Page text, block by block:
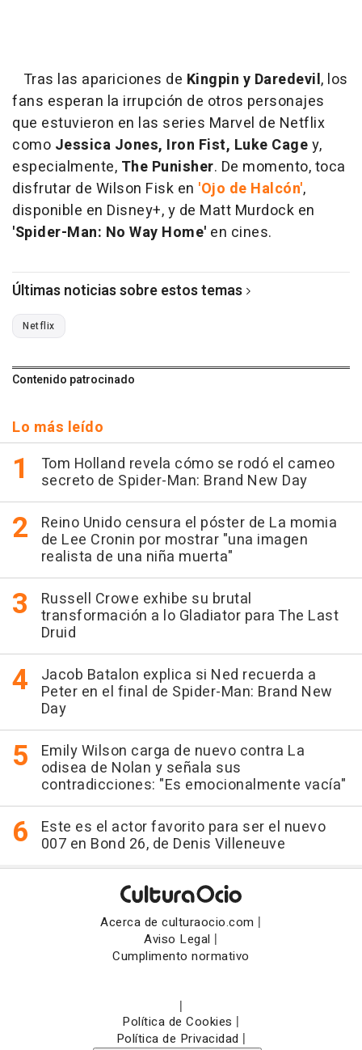
Tras las apariciones de Kingpin y Daredevil, los
fans esperan la irrupción de otros personajes
que estuvieron en las series Marvel de Netflix
como Jessica Jones, Iron Fist, Luke Cagey,
especialmente, The Punisher. De momento, toca
disfrutar de Wilson Fisk en 'Ojo de Halcón',
disponible en Disney+, y de Matt Murdock en
'Spider-Man: No Way Home' en cines.
Últimas noticias sobre estos temas
Netflix
Contenido patrocinado
Lo más leído
Tom Holland revela cómo se rodó el cameo
secreto de Spider-Man: Brand New Day
Reino Unido censura el póster de La momia
de Lee Cronin por mostrar "una imagen
realista de una niña muerta"
Russell Crowe exhibe su brutal
transformación a lo Gladiator para The Last
Druid
Jacob Batalon explica si Ned recuerda a
Peter en el final de Spider-Man: Brand New
Day
Emily Wilson carga de nuevo contra La
odisea de Nolan y señala sus
contradicciones: "Es emocionalmente vacía"
Este es el actor favorito para ser el nuevo
007 en Bond 26, de Denis Villeneuve
Acerca de culturaocio.com |
Aviso Legal |
Cumplimento normativo
|
Política de Cookies |
Política de Privacidad |